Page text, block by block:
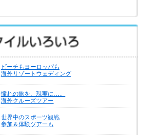
ビーチもヨーロッパも
海外リゾートウェディング
憧れの旅を、現実に…。
海外クルーズツアー
世界中のスポーツ観戦
参加＆体験ツアーも